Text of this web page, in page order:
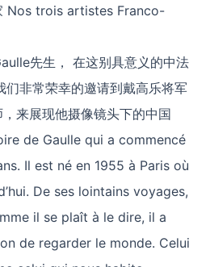
Nos trois artistes Franco-
先生， 在这别具意义的中法
非常荣幸的邀请到戴高乐将军
来展现他摄像镜头下的中国
de Gaulle qui a commencé
Il est né en 1955 à Paris où
De ses lointains voyages,
il se plaît à le dire, il a
de regarder le monde. Celui